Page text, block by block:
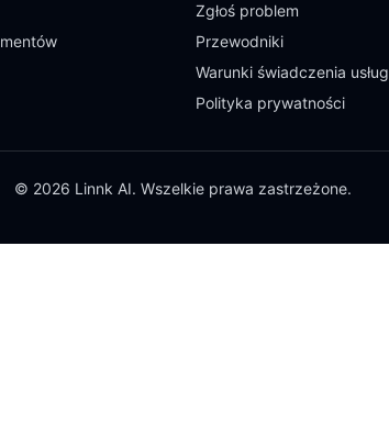
Zgłoś problem
Przewodniki
Warunki świadczenia usług
Polityka prywatności
© 2026 Linnk AI. Wszelkie prawa zastrzeżone.